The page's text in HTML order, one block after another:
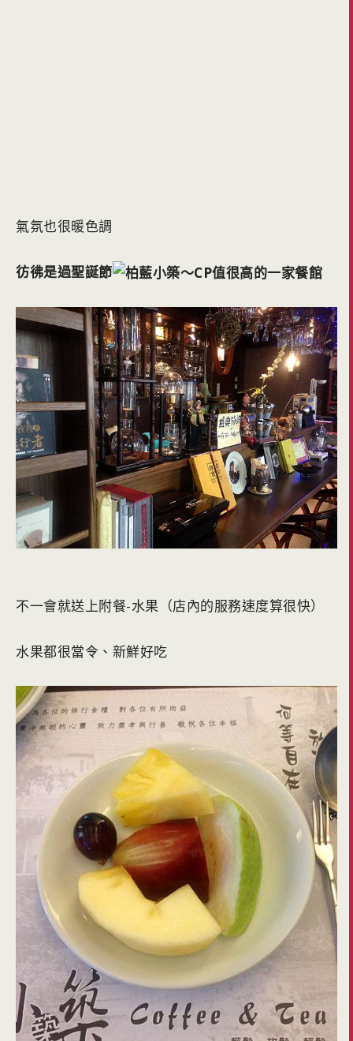
氣氛也很暖色調
彷彿是過聖誕節
不一會就送上附餐-水果（店內的服務速度算很快）
水果都很當令、新鮮好吃